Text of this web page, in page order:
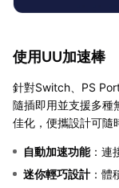
使用UU加速棒
針對Switch、PS
隨插即用並支援多種
佳化，便攜設計可隨
自動加速功能：連
迷你輕巧設計：體